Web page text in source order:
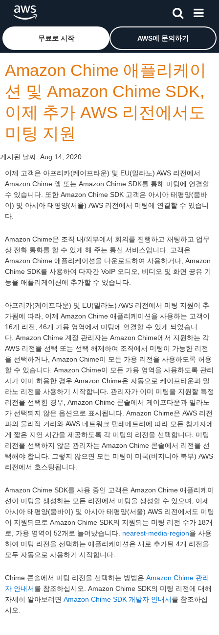
메인 콘텐츠로 건너뛰기Amazon Web Services 홈 페이지로 돌아가려면 여기를 클
무료로 시작 AWS에 문의하기
Amazon Chime 애플리케이
션 및 Amazon Chime SDK,
이제 추가 AWS 리전에서도
미팅 지원
게시된 날짜: Aug 14, 2020
이제 고객은 아프리카(케이프타운) 및 EU(밀라노) AWS 리전에서
Amazon Chime 앱 또는 Amazon Chime SDK를 통해 미팅에 연결할
수 있습니다. 또한 Amazon Chime SDK 고객은 아시아 태평양(뭄바
이) 및 아시아 태평양(서울) AWS 리전에서 미팅에 연결할 수 있습니
다.
Amazon Chime은 조직 내/외부에서 회의를 진행하고 채팅하고 업무
상 전화 통화를 할 수 있게 해 주는 통신 서비스입니다. 고객은
Amazon Chime 애플리케이션을 다운로드하여 사용하거나, Amazon
Chime SDK를 사용하여 다자간 VoIP 오디오, 비디오 및 화면 공유 기
능을 애플리케이션에 추가할 수 있습니다.
아프리카(케이프타운) 및 EU(밀라노) AWS 리전에서 미팅 지원이 추
가됨에 따라, 이제 Amazon Chime 애플리케이션을 사용하는 고객이
16개 리전, 46개 가용 영역에서 미팅에 연결할 수 있게 되었습니
다. Amazon Chime 계정 관리자는 Amazon Chime에서 지원하는 각
AWS 리전을 선택 또는 선택 해제하여 조직에서 미팅이 가능한 리전
을 선택하거나, Amazon Chime이 모든 가용 리전을 사용하도록 허용
할 수 있습니다. Amazon Chime이 모든 가용 영역을 사용하도록 관리
자가 이미 허용한 경우 Amazon Chime은 자동으로 케이프타운과 밀
라노 리전을 사용하기 시작합니다. 관리자가 이미 미팅을 지원할 특정
리전을 선택한 경우, Amazon Chime 콘솔에서 케이프타운과 밀라노
가 선택되지 않은 옵션으로 표시됩니다. Amazon Chime은 AWS 리전
과의 물리적 거리와 AWS 네트워크 텔레메트리에 따라 모든 참가자에
게 짧은 지연 시간을 제공하도록 각 미팅의 리전을 선택합니다. 미팅
리전을 선택하지 않은 관리자는 Amazon Chime 콘솔에서 리전을 선
택해야 합니다. 그렇지 않으면 모든 미팅이 미국(버지니아 북부) AWS
리전에서 호스팅됩니다.
Amazon Chime SDK를 사용 중인 고객은 Amazon Chime 애플리케이
션이 미팅을 생성하는 모든 리전에서 미팅을 생성할 수 있으며, 이제
아시아 태평양(뭄바이) 및 아시아 태평양(서울) AWS 리전에서도 미팅
이 지원되므로 Amazon Chime SDK의 지원되는 미팅 리전 수가 18개
로, 가용 영역이 52개로 늘어났습니다. nearest-media-region을 사용
하여 미팅 리전을 선택하는 애플리케이션은 새로 추가된 4개 리전을
모두 자동으로 사용하기 시작합니다.
Chime 콘솔에서 미팅 리전을 선택하는 방법은 Amazon Chime 관리
자 안내서를 참조하십시오. Amazon Chime SDK의 미팅 리전에 대해
자세히 알아보려면 Amazon Chime SDK 개발자 안내서를 참조하십
시오.